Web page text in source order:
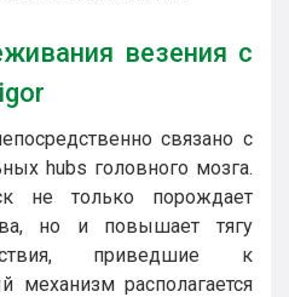
везения с
связано с
hubs головного мозга.
не только порождает
но и повышает тягу
приведшие к
механизм располагается